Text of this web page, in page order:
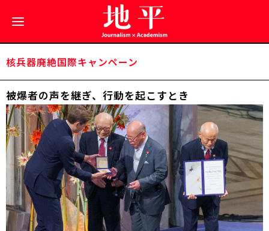
核兵器廃絶国際キャンペーン
被爆者の声を継ぎ、行動を起こすとき